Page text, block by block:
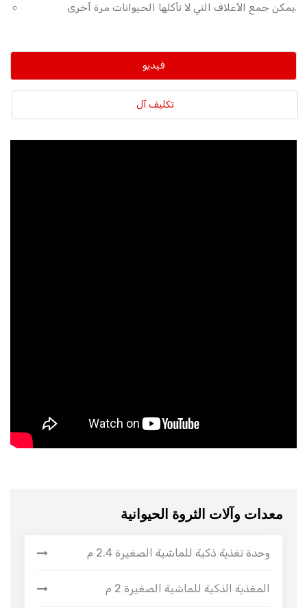
يمكن جمع الأعلاف التي لا تأكلها الحيوانات مرة أخرى.
فيديو
تكليف آل
معدات وآلات الثروة الحيوانية
وحدة تغذية ذكية للماشية الصغيرة 2.4 م
المغذية الذكية للماشية الصغيرة 2 م